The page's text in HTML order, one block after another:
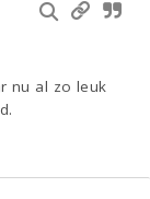
nu al zo leuk